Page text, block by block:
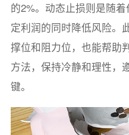
的2%。动态止损则是随
定利润的同时降低风险。
撑位和阻力位，也能帮助
方法，保持冷静和理性，
键。